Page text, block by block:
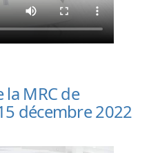
la MRC de
décembre 2022